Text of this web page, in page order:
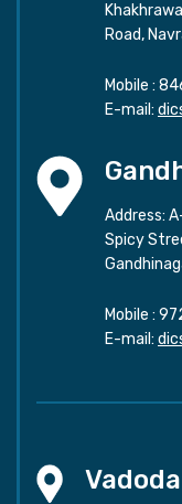
Road,
Mobile :
E-mail:
Address:
Spicy
Mobile :
E-mail: